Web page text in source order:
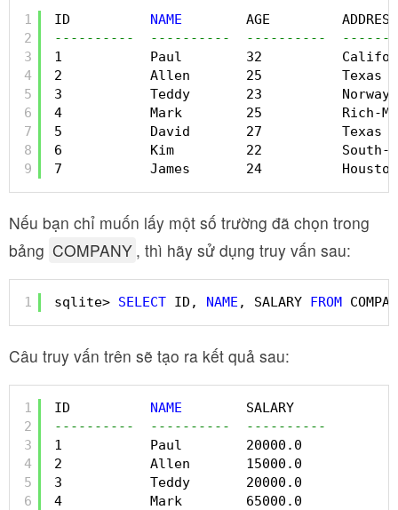
1
2
3
4
5
6
7
8
9
ID NAME
AGE
----------  ----------  ----------
1           Paul        32
2           Allen       25          Texas
3           Teddy       23
4           Mark        25          Rich-
5           David       27          Texas
6           Kim         22
7           James       24
Nếu bạn chỉ muốn lấy một số trường đã chọn trong
bảng COMPANY , thì hãy sử dụng truy vấn sau:
1 sqlite> SELECT ID, NAME , SALARY FROM
Câu truy vấn trên sẽ tạo ra kết quả sau:
1
2
3
4
5
6
ID NAME
SALARY
----------  ----------  ----------
1           Paul        20000.0
2           Allen       15000.0
3           Teddy       20000.0
4           Mark        65000.0